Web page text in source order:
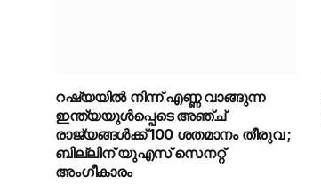
റഷ്യയിൽ നിന്ന് എണ്ണ വാങ്ങുന്ന
ഇന്ത്യയുൾപ്പെടെ അഞ്ച്
രാജ്യങ്ങൾക്ക് 100 ശതമാനം തീരുവ ;
ബില്ലിന് യുഎസ് സെനറ്റ്
അംഗീകാരം